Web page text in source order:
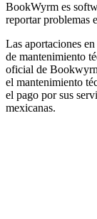
BookWyrm es
reportar problemas
Las aportaciones en
de mantenimiento
oficial de
el mantenimiento
el pago por sus
mexicanas.